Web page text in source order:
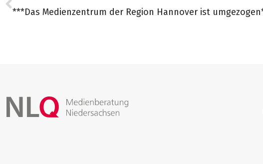
***Das Medienzentrum der Region Hannover ist